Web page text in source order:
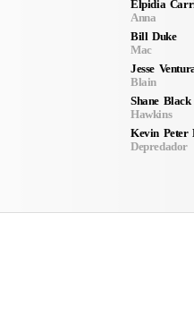
Elpidia
Anna
Bill Duke
Mac
Jesse
Blain
Shane Black
Hawkins
Kevin Peter
Depredador